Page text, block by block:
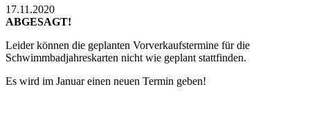
17.11.2020
ABGESAGT!
Leider können die geplanten Vorverkaufstermine für die
Schwimmbadjahreskarten nicht wie geplant stattfinden.
Es wird im Januar einen neuen Termin geben!